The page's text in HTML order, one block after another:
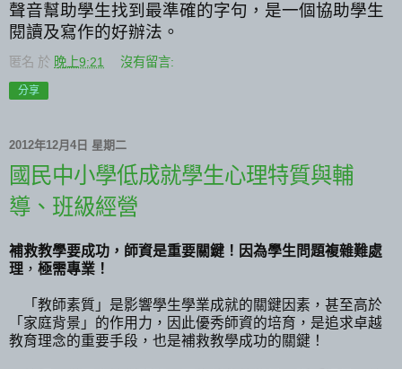
聲音幫助學生找到最準確的字句，是一個協助學生
閱讀及寫作的好辦法。
匿名 於 晚上9:21 沒有留言:
分享
2012年12月4日 星期二
國民中小學低成就學生心理特質與輔
導、班級經營
補救教學要成功，師資是重要關鍵！因為學生問題複雜難處
理 ， 極需專業！
「教師素質」是影響學生學業成就的關鍵因素，甚至高於
「家庭背景」的作用力，因此優秀師資的培育，是追求卓越
教育理念的重要手段，也是補救教學成功的關鍵！